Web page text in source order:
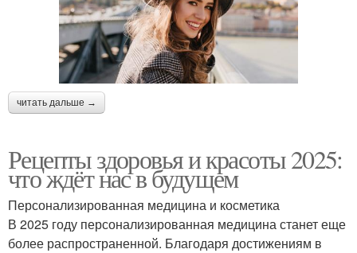
читать дальше →
Рецепты здоровья и красоты 2025:
что ждёт нас в будущем
Персонализированная медицина и косметика
В 2025 году персонализированная медицина станет еще
более распространенной. Благодаря достижениям в